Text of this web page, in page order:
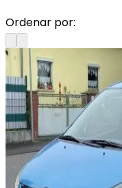
Ordenar por: